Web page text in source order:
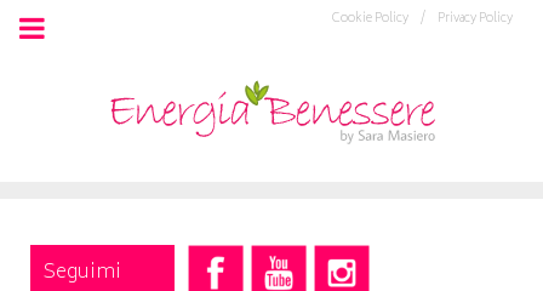
Privacy Policy
Cookie Policy /
Seguimi